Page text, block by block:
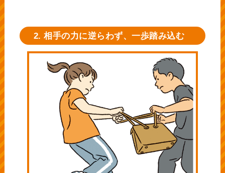
2. 相手の力に逆らわず、一歩踏み込む